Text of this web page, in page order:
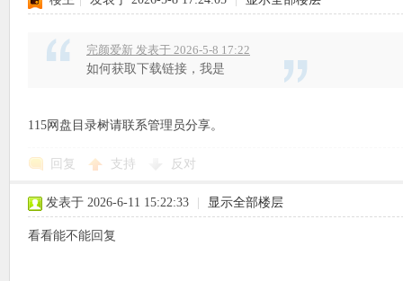
完颜爱新 发表于 2026-5-8 17:22
如何获取下载链接，我是
115网盘目录树请联系管理员分享。
回复 支持 反对
发表于 2026-6-11 15:22:33 显示全部楼层
看看能不能回复